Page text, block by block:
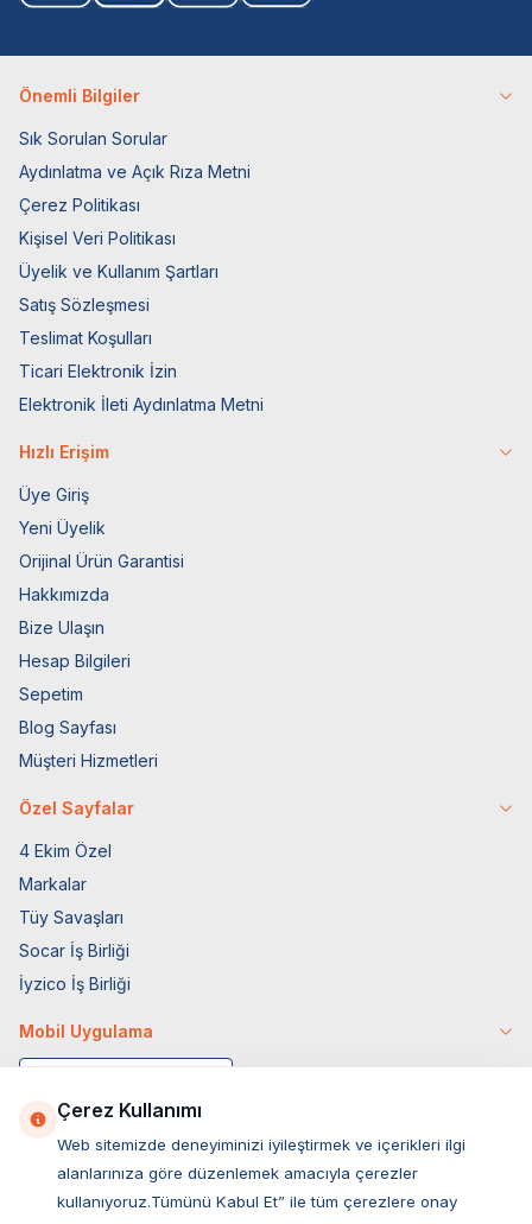
Önemli Bilgiler
Sık Sorulan Sorular
Aydınlatma ve Açık Rıza Metni
Çerez Politikası
Kişisel Veri Politikası
Üyelik ve Kullanım Şartları
Satış Sözleşmesi
Teslimat Koşulları
Ticari Elektronik İzin
Elektronik İleti Aydınlatma Metni
Hızlı Erişim
Üye Giriş
Yeni Üyelik
Orijinal Ürün Garantisi
Hakkımızda
Bize Ulaşın
Hesap Bilgileri
Sepetim
Blog Sayfası
Müşteri Hizmetleri
Özel Sayfalar
4 Ekim Özel
Markalar
Tüy Savaşları
Socar İş Birliği
İyzico İş Birliği
Mobil Uygulama
Çerez Kullanımı
Web sitemizde deneyiminizi iyileştirmek ve içerikleri ilgi
alanlarınıza göre düzenlemek amacıyla çerezler
kullanıyoruz.Tümünü Kabul Et” ile tüm çerezlere onay